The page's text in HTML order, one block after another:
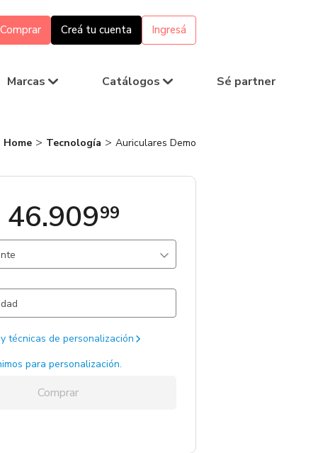
Comprar Creá tu cuenta Ingresá
Marcas Catálogos Sé partner
Home Tecnología Auriculares Demo
46.90999
/ Beige / kaki / Plastico 731 un.
técnicas de personalización
para personalización.
Comprar